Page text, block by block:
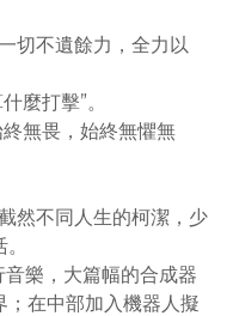
切不遺餘力，全力以
麼打擊”。
無畏，始終無懼無
然不同人生的柯潔，少
樂，大篇幅的合成器
在中部加入機器人擬